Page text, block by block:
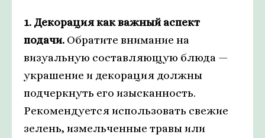
1. Декорация как важный аспект
подачи. Обратите внимание на
визуальную составляющую блюда —
украшение и декорация должны
подчеркнуть его изысканность.
Рекомендуется использовать свежие
зелень, измельченные травы или